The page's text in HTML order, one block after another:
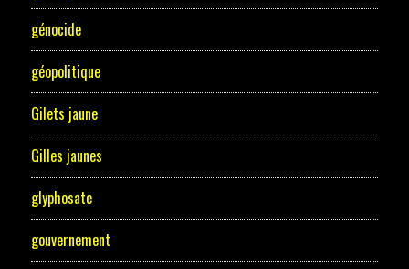
génocide
géopolitique
Gilets jaune
Gilles jaunes
glyphosate
gouvernement